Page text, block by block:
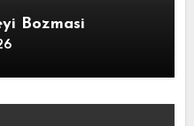
Bozmasi